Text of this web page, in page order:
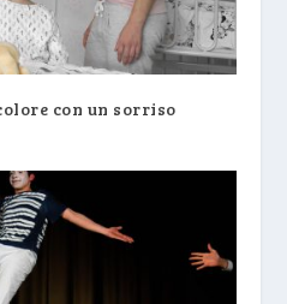
con un sorriso